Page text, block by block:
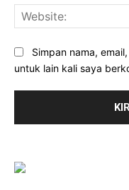
Simpan nama,
untuk lain kali saya